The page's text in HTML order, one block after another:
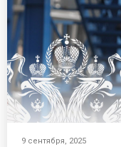
9 сентября, 2025